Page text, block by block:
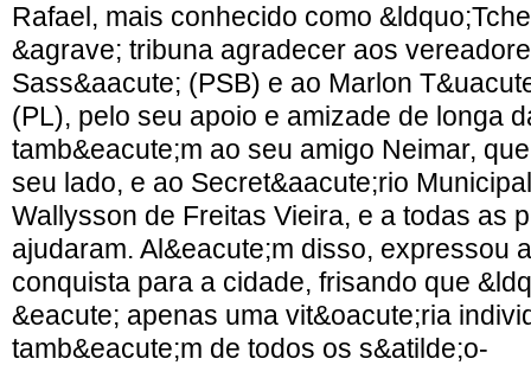
Rafael, mais conhecido como
&agrave; tribuna agradecer aos
Sass&aacute; (PSB) e ao Marlon
(PL), pelo seu apoio e amizade de longa
tamb&eacute;m ao seu amigo Neimar,
seu lado, e ao Secret&aacute;rio
Wallysson de Freitas Vieira, e a todas as
ajudaram. Al&eacute;m disso, expressou
conquista para a cidade, frisando que
&eacute; apenas uma vit&oacute;ria
tamb&eacute;m de todos os s&atilde;o-